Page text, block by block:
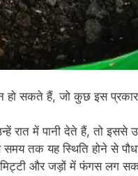
हो सकते हैं, जो कुछ इस
रात में पानी देते हैं, तो
समय तक यह स्थिति होने से
मिट्टी और जड़ों में फंगस लग